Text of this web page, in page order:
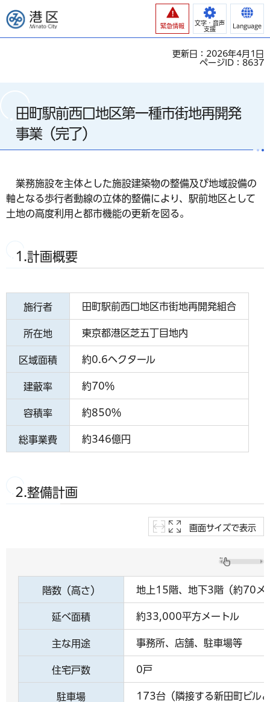
港区
緊急情報
文字・音声
支援
Language
更新日：2026年4月1日
ページID：8637
田町駅前西口地区第一種市街地再開発
事業（完了）
業務施設を主体とした施設建築物の整備及び地域設備の
軸となる歩行者動線の立体的整備により、駅前地区として
土地の高度利用と都市機能の更新を図る。
1.計画概要
施行者 田町駅前西口地区市街地再開発組合
所在地 東京都港区芝五丁目地内
区域面積 約0.6ヘクタール
建蔽率 約70％
容積率 約850％
総事業費 約346億円
2.整備計画
画面サイズで表示
階数（高さ） 地上15階、地下3階（約70メ
延べ面積 約33,000平方メートル
主な用途 事務所、店舗、駐車場等
住宅戸数 0戸
駐車場 173台（隣接する新田町ビル